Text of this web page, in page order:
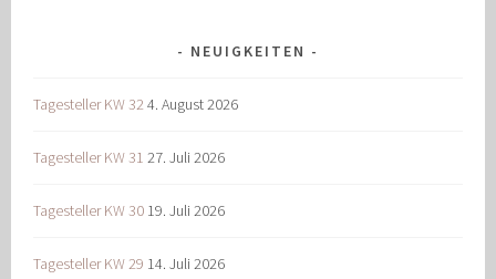
NEUIGKEITEN
Tagesteller KW 324. August 2026
Tagesteller KW 31 27. Juli 2026
Tagesteller KW 30 19. Juli 2026
Tagesteller KW 29 14. Juli 2026